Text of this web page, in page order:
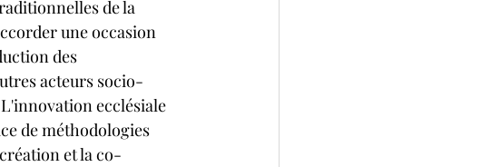
de la
une occasion
des
acteurs socio-
ecclésiale
de méthodologies
et la co-